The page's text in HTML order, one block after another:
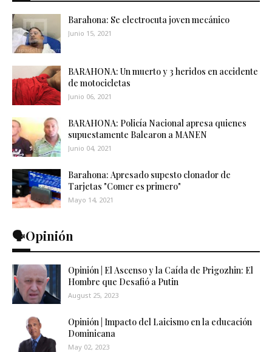
Barahona: Se electrocuta joven mecánico
Junio 15, 2021
BARAHONA: Un muerto y 3 heridos en accidente
de motocicletas
Junio 06, 2021
BARAHONA: Policía Nacional apresa quienes
supuestamente Balearon a MANEN
Junio 04, 2021
Barahona: Apresado supesto clonador de
Tarjetas "Comer es primero"
Mayo 14, 2021
🗣️Opinión
Opinión | El Ascenso y la Caída de Prigozhin: El
Hombre que Desafió a Putin
August 25, 2023
Opinión | Impacto del Laicismo en la educación
Dominicana
May 02, 2023